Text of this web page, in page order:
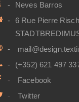
Neves Barros
6 Rue Pierre Risch
(+352) 621 497
Facebook
Twitter